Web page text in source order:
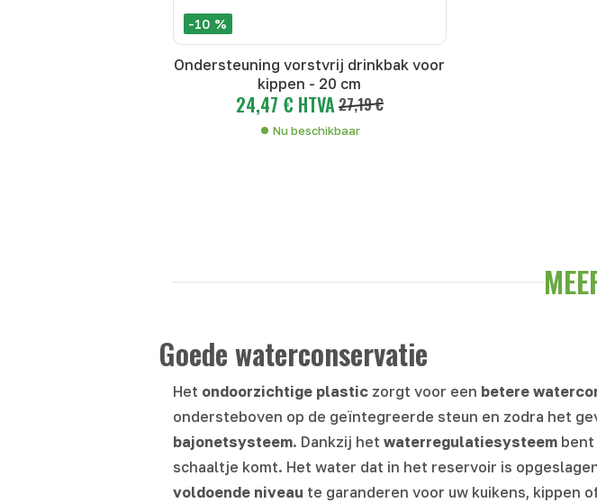
-10 %
Ondersteuning vorstvrij drinkbak voor
kippen - 20 cm
24,47 € HTVA 27,19 €
Nu beschikbaar
Goede waterconservatie
Het ondoorzichtige plastic zorgt voor een betere
ondersteboven op de geïntegreerde steun en zodra het
bajonetsysteem. Dankzij het waterregulatiesysteem
schaaltje komt. Het water dat in het reservoir is
voldoende niveau te garanderen voor uw kuikens, kippen